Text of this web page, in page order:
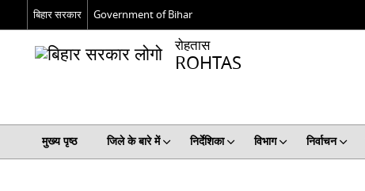
बिहार सरकार Government of Bihar
रोहतास
ROHTAS
मुख्य पृष्ठ जिले के बारे में निर्देशिका विभाग निर्वाचन